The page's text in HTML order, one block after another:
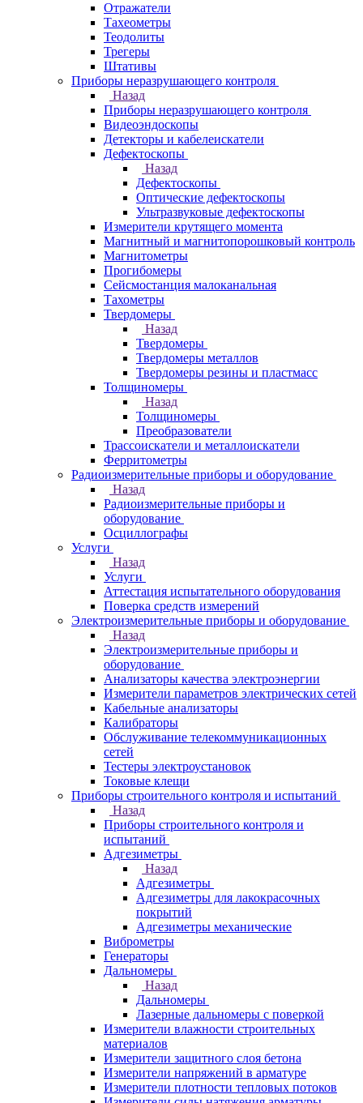
Отражатели
Тахеометры
Теодолиты
Трегеры
Штативы
Приборы неразрушающего контроля
Назад
Приборы неразрушающего контроля
Видеоэндоскопы
Детекторы и кабелеискатели
Дефектоскопы
Назад
Дефектоскопы
Оптические дефектоскопы
Ультразвуковые дефектоскопы
Измерители крутящего момента
Магнитный и магнитопорошковый контроль
Магнитометры
Прогибомеры
Сейсмостанция малоканальная
Тахометры
Твердомеры
Назад
Твердомеры
Твердомеры металлов
Твердомеры резины и пластмасс
Толщиномеры
Назад
Толщиномеры
Преобразователи
Трассоискатели и металлоискатели
Ферритометры
Радиоизмерительные приборы и оборудование
Назад
Радиоизмерительные приборы и
оборудование
Осциллографы
Услуги
Назад
Услуги
Аттестация испытательного оборудования
Поверка средств измерений
Электроизмерительные приборы и оборудование
Назад
Электроизмерительные приборы и
оборудование
Анализаторы качества электроэнергии
Измерители параметров электрических сетей
Кабельные анализаторы
Калибраторы
Обслуживание телекоммуникационных
сетей
Тестеры электроустановок
Токовые клещи
Приборы строительного контроля и испытаний
Назад
Приборы строительного контроля и
испытаний
Адгезиметры
Назад
Адгезиметры
Адгезиметры для лакокрасочных
покрытий
Адгезиметры механические
Виброметры
Генераторы
Дальномеры
Назад
Дальномеры
Лазерные дальномеры с поверкой
Измерители влажности строительных
материалов
Измерители защитного слоя бетона
Измерители напряжений в арматуре
Измерители плотности тепловых потоков